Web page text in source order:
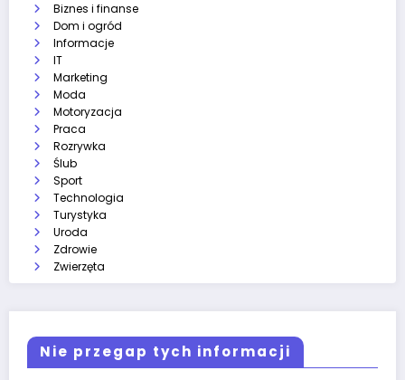
Biznes i finanse
Dom i ogród
Informacje
IT
Marketing
Moda
Motoryzacja
Praca
Rozrywka
Ślub
Sport
Technologia
Turystyka
Uroda
Zdrowie
Zwierzęta
Nie przegap tych informacji